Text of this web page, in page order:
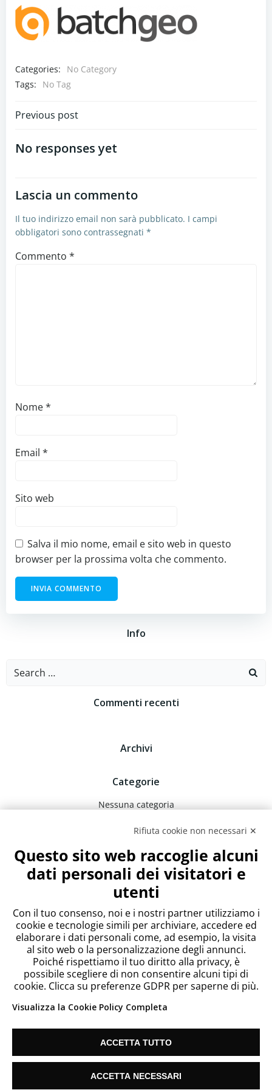
Categories:
No Category
Tags:
No Tag
Navigazione
articoli
Previous post
No responses yet
Lascia un commento
Il tuo indirizzo email non sarà pubblicato. I campi
obbligatori sono contrassegnati *
Commento *
Nome*
Email *
Sito web
Salva il mio nome, email e sito web in questo
browser per la prossima volta che commento.
Info
Search
Commenti recenti
Archivi
Categorie
Nessuna categoria
Meta
Accedi
Feed dei contenuti
Feed dei commenti
WordPress.org
Since 2018 Telecontact List S.L. Vat: ES B67186635 |
Cookie Settings| info@listetelemarketing.net
Rifiuta cookie non necessari ✕
Questo sito web raccoglie alcuni
dati personali dei visitatori e
utenti
Con il tuo consenso, noi e i nostri partner utilizziamo i
cookie e tecnologie simili per archiviare, accedere ed
elaborare i dati personali come, ad esempio, la visita
al sito web o la personalizzazione degli annunci.
Poiché rispettiamo il tuo diritto alla privacy, è
possibile scegliere di non consentire alcuni tipi di
cookie. Clicca su preferenze GDPR per saperne di più.
Visualizza la Cookie Policy Completa
ACCETTA TUTTO
ACCETTA NECESSARI